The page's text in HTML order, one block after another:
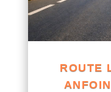
ROUTE